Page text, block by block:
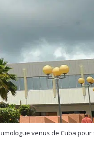
venus de Cuba pour